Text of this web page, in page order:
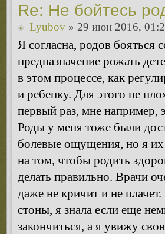
Re: Не бойтесь
Lyubov » 29 июн 2016,
Я согласна, родов
предназначение рожать
в этом процессе, как
и ребенку. Для этого не
первый раз, мне например,
Роды у меня тоже были
болевые ощущения, но я
на том, чтобы родить
делать правильно. Врачи
даже не кричит и не
стоны, я знала если еще
закончиться, а я увижу